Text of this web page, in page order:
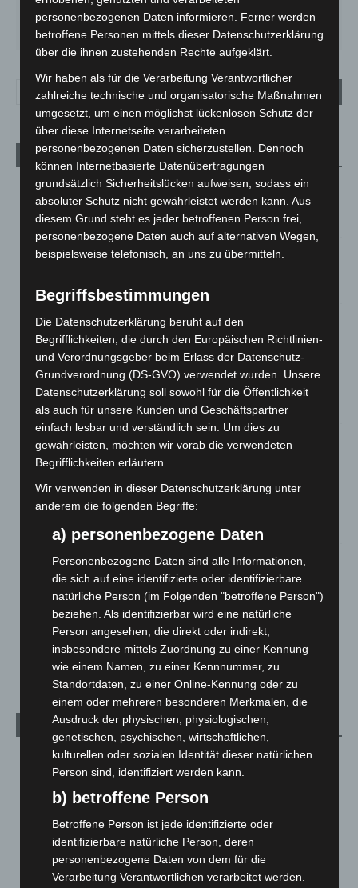
FR.
25°
SA.
26°
SO.
31°
MO.
35°
DI.
17°
Aktuelle Beiträge
Brand im „Haus der Begegnung“ in Neuwarmbüchen schnell
eingedämmt
6. August 2026
Region Hannover: 21 neue Notfallsanitäter starten beim
5. August 2026
Mann läuft mit Hockeyschläger über A7 – Polizei sucht
Zeugen
5. August 2026
Celle: Mensch stirbt bei Bagger-Unfall auf Baustelle
5. August 2026
Gasleitung bei McDonald’s-Umbau in Langenhagen
beschädigt
Anklage nach Abschaltung von „Archetyp Market“ erhoben
3. August 2026
Hannover: Polizei stoppt 166 Trunkenheitsfahrten bei
Großkontrolle
2. August 2026
Hannover Klassik Open Air 2026: Französische Oper im
2. August 2026
Kategorien
Blaulicht
2.798
Hannover und Region
Langenhagen und Ortsteile
Leserbriefe
Menschen
personenbezogenen Daten informieren. Ferner werden
betroffene Personen mittels dieser Datenschutzerklärung
über die ihnen zustehenden Rechte aufgeklärt.
Wir haben als für die Verarbeitung Verantwortlicher
zahlreiche technische und organisatorische Maßnahmen
umgesetzt, um einen möglichst lückenlosen Schutz der
über diese Internetseite verarbeiteten
personenbezogenen Daten sicherzustellen. Dennoch
können Internetbasierte Datenübertragungen
grundsätzlich Sicherheitslücken aufweisen, sodass ein
absoluter Schutz nicht gewährleistet werden kann. Aus
diesem Grund steht es jeder betroffenen Person frei,
personenbezogene Daten auch auf alternativen Wegen,
beispielsweise telefonisch, an uns zu übermitteln.
Begriffsbestimmungen
Die Datenschutzerklärung beruht auf den
Begrifflichkeiten, die durch den Europäischen Richtlinien-
und Verordnungsgeber beim Erlass der Datenschutz-
Grundverordnung (DS-GVO) verwendet wurden. Unsere
Datenschutzerklärung soll sowohl für die Öffentlichkeit
als auch für unsere Kunden und Geschäftspartner
einfach lesbar und verständlich sein. Um dies zu
gewährleisten, möchten wir vorab die verwendeten
Begrifflichkeiten erläutern.
Wir verwenden in dieser Datenschutzerklärung unter
anderem die folgenden Begriffe:
a) personenbezogene Daten
Personenbezogene Daten sind alle Informationen,
die sich auf eine identifizierte oder identifizierbare
natürliche Person (im Folgenden "betroffene Person")
beziehen. Als identifizierbar wird eine natürliche
Person angesehen, die direkt oder indirekt,
insbesondere mittels Zuordnung zu einer Kennung
wie einem Namen, zu einer Kennnummer, zu
Standortdaten, zu einer Online-Kennung oder zu
einem oder mehreren besonderen Merkmalen, die
Ausdruck der physischen, physiologischen,
genetischen, psychischen, wirtschaftlichen,
kulturellen oder sozialen Identität dieser natürlichen
Person sind, identifiziert werden kann.
b) betroffene Person
Betroffene Person ist jede identifizierte oder
identifizierbare natürliche Person, deren
personenbezogene Daten von dem für die
Verarbeitung Verantwortlichen verarbeitet werden.